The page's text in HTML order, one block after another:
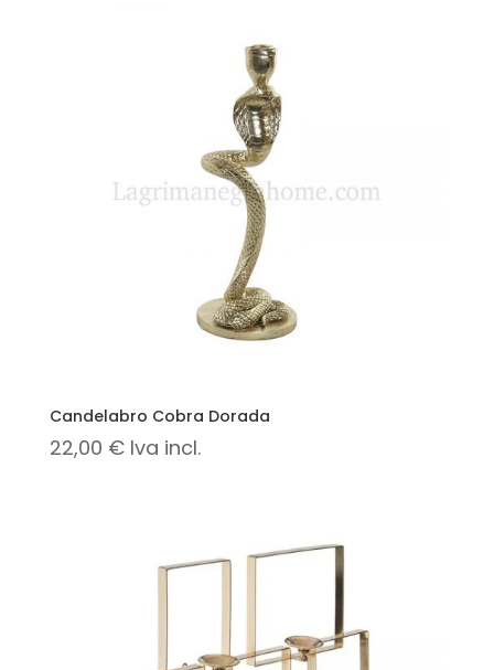
Candelabro Cobra Dorada
22,00 € Iva incl.